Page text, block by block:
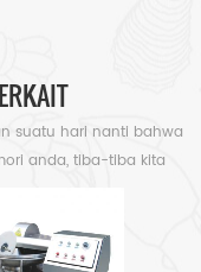
suatu hari nanti bahwa
anda, tiba-tiba kita
depan oleh waktu.